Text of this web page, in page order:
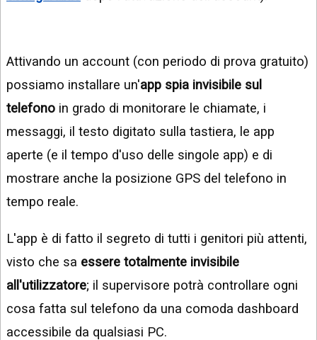
Attivando un account (con periodo di prova gratuito)
possiamo installare un'app spia invisibile sul
telefono in grado di monitorare le chiamate, i
messaggi, il testo digitato sulla tastiera, le app
aperte (e il tempo d'uso delle singole app) e di
mostrare anche la posizione GPS del telefono in
tempo reale.
L'app è di fatto il segreto di tutti i genitori più attenti,
visto che sa essere totalmente invisibile
all'utilizzatore; il supervisore potrà controllare ogni
cosa fatta sul telefono da una comoda dashboard
accessibile da qualsiasi PC.